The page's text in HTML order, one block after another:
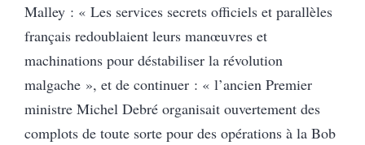
Malley : « Les services secrets officiels et parallèles
français redoublaient leurs manœuvres et
machinations pour déstabiliser la révolution
malgache », et de continuer : « l’ancien Premier
ministre Michel Debré organisait ouvertement des
complots de toute sorte pour des opérations à la Bob